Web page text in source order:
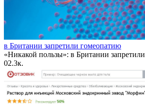
в Британии запретили гомеопатию
«Никакой пользы»: в Британии запретили
02.3к.